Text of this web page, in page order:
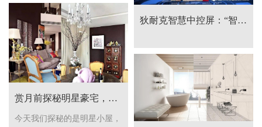
狄耐克智慧中控屏：“智慧社区+全屋智能”一体化联动
赏月前探秘明星豪宅，窗饰如何点缀团圆家？
今天我们探秘的是明星小屋，